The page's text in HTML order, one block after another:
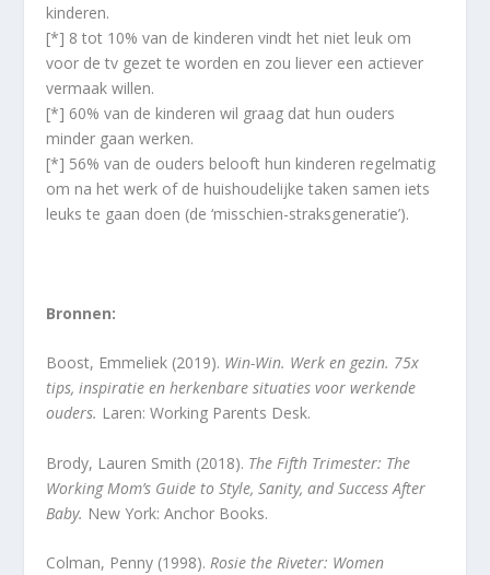
kinderen.
[*] 8 tot 10% van de kinderen vindt het niet leuk om
voor de tv gezet te worden en zou liever een actiever
vermaak willen.
[*] 60% van de kinderen wil graag dat hun ouders
minder gaan werken.
[*] 56% van de ouders belooft hun kinderen regelmatig
om na het werk of de huishoudelijke taken samen iets
leuks te gaan doen (de ‘misschien-straksgeneratie’).
Bronnen:
Boost, Emmeliek (2019). Win-Win. Werk en gezin. 75x
tips, inspiratie en herkenbare situaties voor werkende
ouders. Laren: Working Parents Desk.
Brody, Lauren Smith (2018). The Fifth Trimester: The
Working Mom’s Guide to Style, Sanity, and Success After
Baby. New York: Anchor Books.
Colman, Penny (1998).Rosie the Riveter: Women